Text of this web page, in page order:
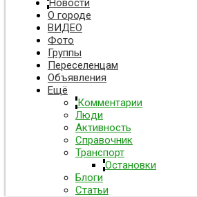
Новости
О городе
ВИДЕО
Фото
Группы
Переселенцам
Объявления
Ещё
Комментарии
Люди
Активность
Справочник
Транспорт
Остановки
Блоги
Статьи